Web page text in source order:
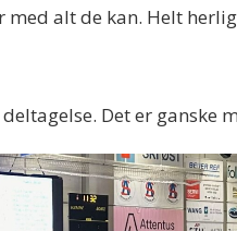
alt de kan. Helt
Det er ganske